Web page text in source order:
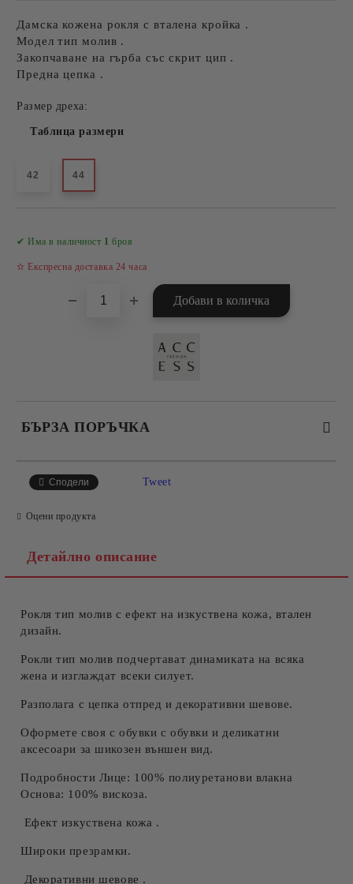
Дамска кожена рокля с вталена кройка .
Модел тип молив .
Закопчаване на гърба със скрит цип .
Предна цепка .
Размер дреха:
Таблица размери
42 44
✔ Има в наличност 1 броя
✫ Експресна доставка 24 часа
БЪРЗА ПОРЪЧКА
Съгласен съм с Политиката за лични данни
Сподели Tweet
Оцени продукта
Детайлно описание
Рокля тип молив с ефект на изкуствена кожа, втален
дизайн.
Рокли тип молив подчертават динамиката на всяка
жена и изглаждат всеки силует.
Разполага с цепка отпред и декоративни шевове.
Оформете своя с обувки с обувки и деликатни
аксесоари за шикозен външен вид.
Подробности Лице: 100% полиуретанови влакна
Основа: 100% вискоза.
Ефект изкуствена кожа .
Широки презрамки.
Декоративни шевове .